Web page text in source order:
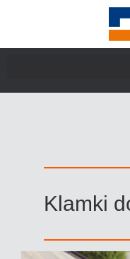
Klamki